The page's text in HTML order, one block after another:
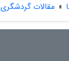
» مقالات گردشگری